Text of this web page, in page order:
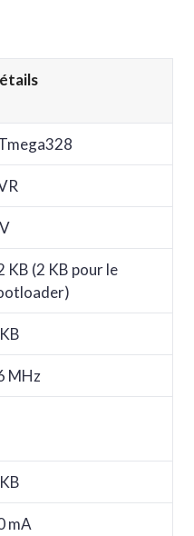
KB (2 KB pour le
MHz
mA